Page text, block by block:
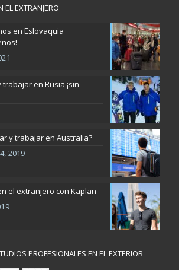
EL EXTRANJERO
en Eslovaquia
en Rusia ¡sin
y trabajar en Australia?
2019
el extranjero con Kaplan
PROFESIONALES EN EL EXTERIOR